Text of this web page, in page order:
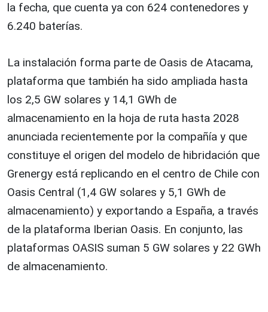
la fecha, que cuenta ya con 624 contenedores y
6.240 baterías.
La instalación forma parte de Oasis de Atacama,
plataforma que también ha sido ampliada hasta
los 2,5 GW solares y 14,1 GWh de
almacenamiento en la hoja de ruta hasta 2028
anunciada recientemente por la compañía y que
constituye el origen del modelo de hibridación que
Grenergy está replicando en el centro de Chile con
Oasis Central (1,4 GW solares y 5,1 GWh de
almacenamiento) y exportando a España, a través
de la plataforma Iberian Oasis. En conjunto, las
plataformas OASIS suman 5 GW solares y 22 GWh
de almacenamiento.